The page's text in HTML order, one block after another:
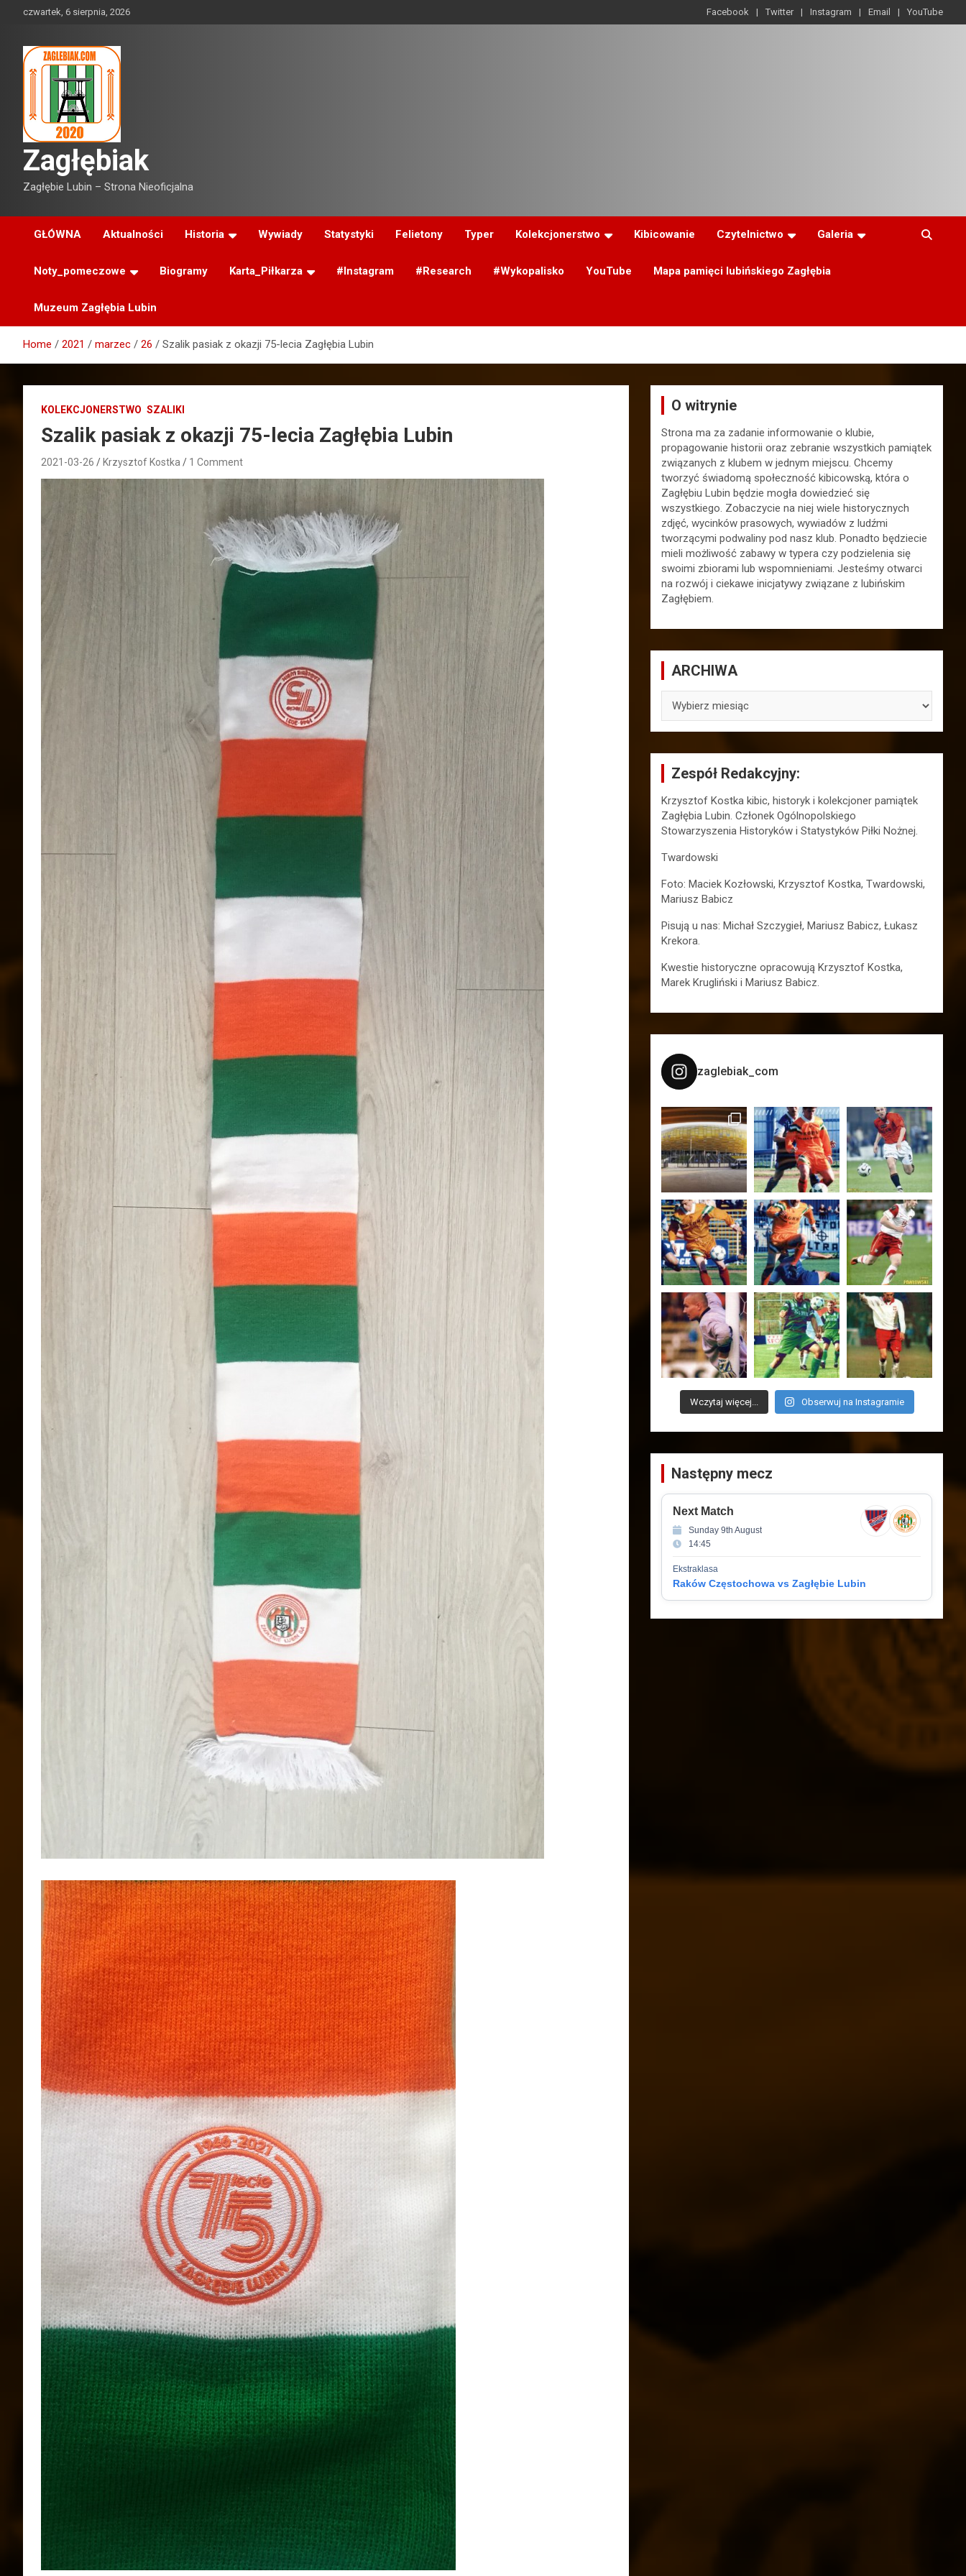
czwartek, 6 sierpnia, 2026 Facebook Twitter Instagram Email YouTube
Zagłębiak
Zagłębie Lubin – Strona Nieoficjalna
GŁÓWNA Aktualności Historia Wywiady Statystyki Felietony Typer Kolekcjonerstwo Kibicowanie Czytelnictwo Galeria
Noty_pomeczowe Biogramy Karta_Piłkarza #Instagram #Research #Wykopalisko YouTube Mapa pamięci lubińskiego Zagłębia
Muzeum Zagłębia Lubin
Home 2021 marzec 26 Szalik pasiak z okazji 75-lecia Zagłębia Lubin
KOLEKCJONERSTWO SZALIKI
Szalik pasiak z okazji 75-lecia Zagłębia Lubin
2021-03-26 Krzysztof Kostka 1 Comment
O witrynie
Strona ma za zadanie informowanie o klubie,
propagowanie historii oraz zebranie wszystkich pamiątek
związanych z klubem w jednym miejscu. Chcemy
tworzyć świadomą społeczność kibicowską, która o
Zagłębiu Lubin będzie mogła dowiedzieć się
wszystkiego. Zobaczycie na niej wiele historycznych
zdjęć, wycinków prasowych, wywiadów z ludźmi
tworzącymi podwaliny pod nasz klub. Ponadto będziecie
mieli możliwość zabawy w typera czy podzielenia się
swoimi zbiorami lub wspomnieniami. Jesteśmy otwarci
na rozwój i ciekawe inicjatywy związane z lubińskim
Zagłębiem.
ARCHIWA
Zespół Redakcyjny:
Krzysztof Kostka kibic, historyk i kolekcjoner pamiątek
Zagłębia Lubin. Członek Ogólnopolskiego
Stowarzyszenia Historyków i Statystyków Piłki Nożnej.
Twardowski
Foto: Maciek Kozłowski, Krzysztof Kostka, Twardowski,
Mariusz Babicz
Pisują u nas: Michał Szczygieł, Mariusz Babicz, Łukasz
Krekora.
Kwestie historyczne opracowują Krzysztof Kostka,
Marek Krugliński i Mariusz Babicz.
zaglebiak_com
Wczytaj więcej... Obserwuj na Instagramie
Następny mecz
Next Match
Sunday 9th August
14:45
Ekstraklasa
Raków Częstochowa vs Zagłębie Lubin